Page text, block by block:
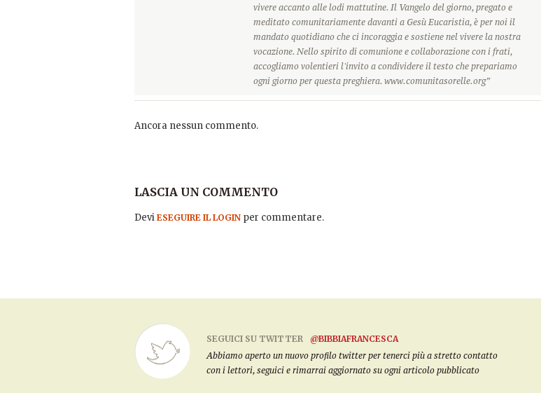
vivere accanto alle lodi mattutine. Il Vangelo del giorno, pregato e
meditato comunitariamente davanti a Gesù Eucaristia, è per noi il
mandato quotidiano che ci incoraggia e sostiene nel vivere la nostra
vocazione. Nello spirito di comunione e collaborazione con i frati,
accogliamo volentieri l'invito a condividere il testo che prepariamo
ogni giorno per questa preghiera. www.comunitasorelle.org”
Ancora nessun commento.
LASCIA UN COMMENTO
Devi ESEGUIRE IL LOGIN per commentare.
SEGUICI SU TWITTER
@BIBBIAFRANCESCA
Abbiamo aperto un nuovo profilo twitter per tenerci più a stretto contatto
con i lettori, seguici e rimarrai aggiornato su ogni articolo pubblicato